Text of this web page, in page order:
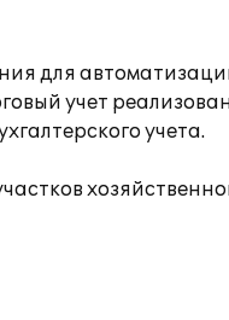
для
учет
учета.